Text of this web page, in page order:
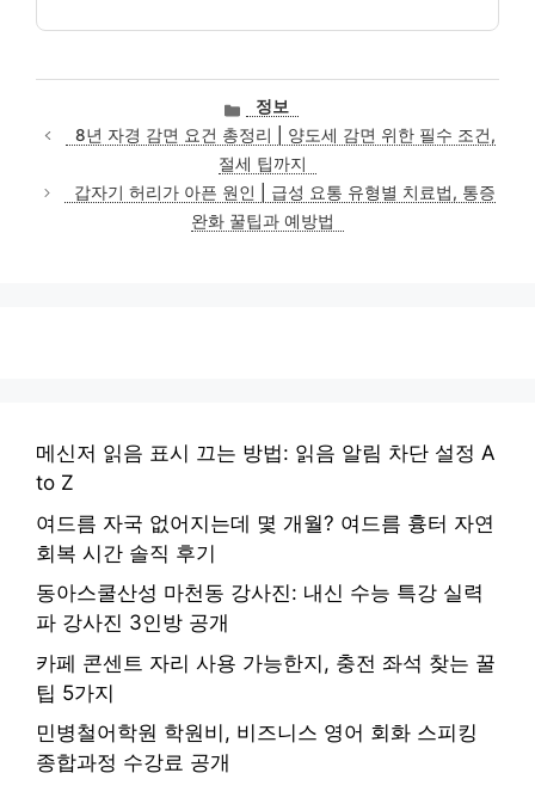
카
테
고
리
정보
8년 자경 감면 요건 총정리 | 양도세 감면 위한 필수 조건,
절세 팁까지
갑자기 허리가 아픈 원인 | 급성 요통 유형별 치료법, 통증
완화 꿀팁과 예방법
메신저 읽음 표시 끄는 방법: 읽음 알림 차단 설정 A
to Z
여드름 자국 없어지는데 몇 개월? 여드름 흉터 자연
회복 시간 솔직 후기
동아스쿨산성 마천동 강사진: 내신 수능 특강 실력
파 강사진 3인방 공개
카페 콘센트 자리 사용 가능한지, 충전 좌석 찾는 꿀
팁 5가지
민병철어학원 학원비, 비즈니스 영어 회화 스피킹
종합과정 수강료 공개